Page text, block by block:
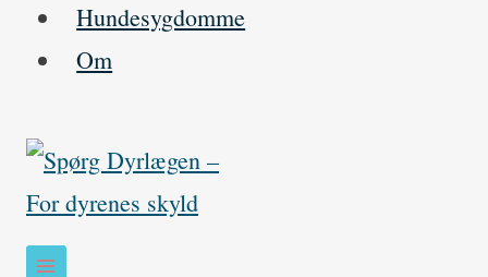
Hundesygdomme
Om